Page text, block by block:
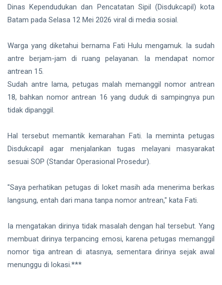
Dinas Kependudukan dan Pencatatan Sipil (Disdukcapil) kota
Batam pada Selasa 12 Mei 2026 viral di media sosial.
Warga yang diketahui bernama Fati Hulu mengamuk. Ia sudah
antre berjam-jam di ruang pelayanan. Ia mendapat nomor
antrean 15.
Sudah antre lama, petugas malah memanggil nomor antrean
18, bahkan nomor antrean 16 yang duduk di sampingnya pun
tidak dipanggil.
Hal tersebut memantik kemarahan Fati. Ia meminta petugas
Disdukcapil agar menjalankan tugas melayani masyarakat
sesuai SOP (Standar Operasional Prosedur).
"Saya perhatikan petugas di loket masih ada menerima berkas
langsung, entah dari mana tanpa nomor antrean," kata Fati.
Ia mengatakan dirinya tidak masalah dengan hal tersebut. Yang
membuat dirinya terpancing emosi, karena petugas memanggil
nomor tiga antrean di atasnya, sementara dirinya sejak awal
menunggu di lokasi.***